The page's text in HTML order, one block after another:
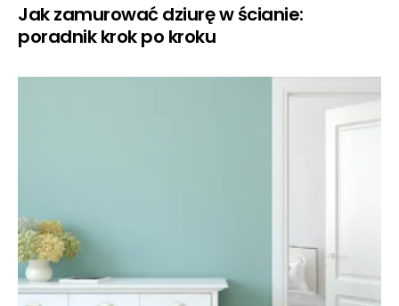
Jak zamurować dziurę w ścianie:
poradnik krok po kroku